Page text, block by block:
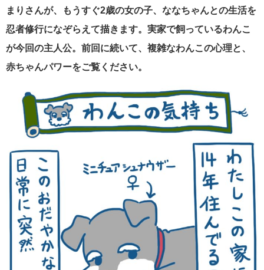
まりさんが、もうすぐ2歳の女の子、ななちゃんとの生活を
忍者修行になぞらえて描きます。実家で飼っているわんこ
が今回の主人公。前回に続いて、複雑なわんこの心理と、
赤ちゃんパワーをご覧ください。